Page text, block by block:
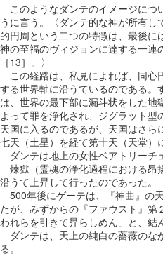
このようなダンテのイメージにつ
うに言う。〈ダンテ的な神が所有
的円周という二つの特徴は、最後
神の至福のヴィジョンに達する一連
［13］。〉
この経路は、私見によれば、同心
する世界軸に沿うているのである。
は、世界の最下部に漏斗状をした
よって罪を浄化され、ジグラット
天国に入るのであるが、天国はさ
七天（土星）を経て第十天（天堂）
ダンテは地上の女性ベアトリーチ
―煉獄（霊魂の浄化過程における昂
沿うて上昇して行ったのであった。
500年後にゲーテは、『神曲』の
たが、みずからの『ファウスト』第
われらを引きて昇らしめん」と、結
ダンテは、天上の純白の薔薇のな
る。